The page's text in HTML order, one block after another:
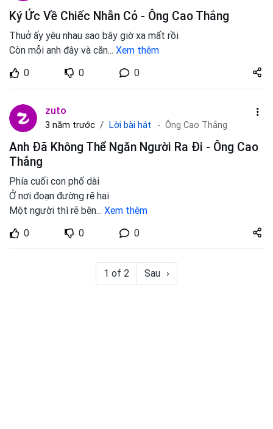
Ký Ức Về Chiếc Nhẫn Cỏ - Ông Cao Thắng
Thuở ấy yêu nhau sao bây giờ xa mất rồi
Còn mỗi anh đây và căn... Xem thêm
0
0 0
Share
zuto.vn
zuto
3 năm trước Lời bài hát Ông Cao Thắng
Anh Đã Không Thể Ngăn Người Ra Đi - Ông Cao
Thắng
Phía cuối con phố dài
Ở nơi đoạn đường rẽ hai
Một người thì rẽ bên... Xem thêm
0
0 0
Share
zuto.vn
1 of 2 Sau ›